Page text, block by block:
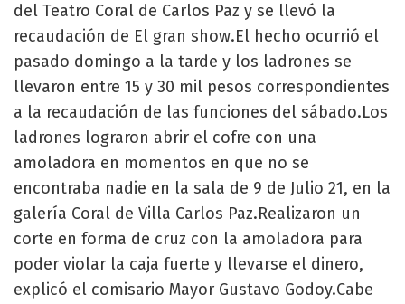
del Teatro Coral de Carlos Paz y se llevó la
recaudación de El gran show.El hecho ocurrió el
pasado domingo a la tarde y los ladrones se
llevaron entre 15 y 30 mil pesos correspondientes
a la recaudación de las funciones del sábado.Los
ladrones lograron abrir el cofre con una
amoladora en momentos en que no se
encontraba nadie en la sala de 9 de Julio 21, en la
galería Coral de Villa Carlos Paz.Realizaron un
corte en forma de cruz con la amoladora para
poder violar la caja fuerte y llevarse el dinero,
explicó el comisario Mayor Gustavo Godoy.Cabe